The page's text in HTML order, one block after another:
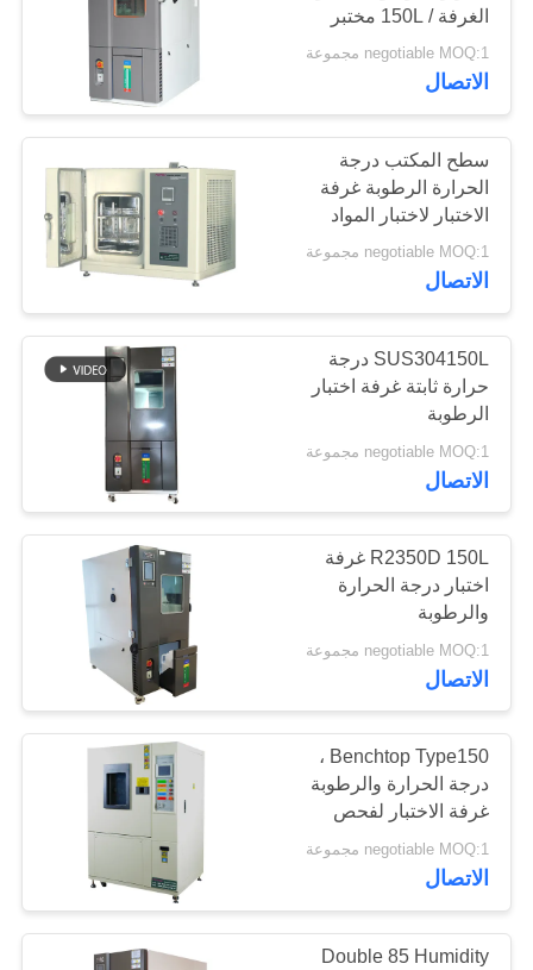
الغرفة / 150L مختبر
التحكم في المناخ الغرفة
negotiable MOQ:1 مجموعة
الاتصال
سطح المكتب درجة
الحرارة الرطوبة غرفة
الاختبار لاختبار المواد
الحرارة الرطب
negotiable MOQ:1 مجموعة
الاتصال
SUS304150L درجة
حرارة ثابتة غرفة اختبار
الرطوبة
negotiable MOQ:1 مجموعة
الاتصال
R2350D 150L غرفة
اختبار درجة الحرارة
والرطوبة
negotiable MOQ:1 مجموعة
الاتصال
Benchtop Type150 ،
درجة الحرارة والرطوبة
غرفة الاختبار لفحص
المصنع
negotiable MOQ:1 مجموعة
الاتصال
Double 85 Humidity